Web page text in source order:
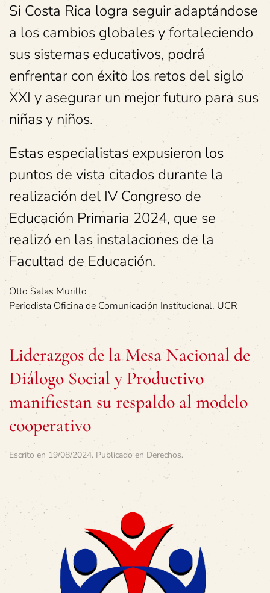
Si Costa Rica logra seguir adaptándose
a los cambios globales y fortaleciendo
sus sistemas educativos, podrá
enfrentar con éxito los retos del siglo
XXI y asegurar un mejor futuro para sus
niñas y niños.
Estas especialistas expusieron los
puntos de vista citados durante la
realización del IV Congreso de
Educación Primaria 2024, que se
realizó en las instalaciones de la
Facultad de Educación.
Otto Salas Murillo
Periodista Oficina de Comunicación Institucional, UCR
Liderazgos de la Mesa Nacional de
Diálogo Social y Productivo
manifiestan su respaldo al modelo
cooperativo
Escrito en 19/08/2024. Publicado en Derechos.